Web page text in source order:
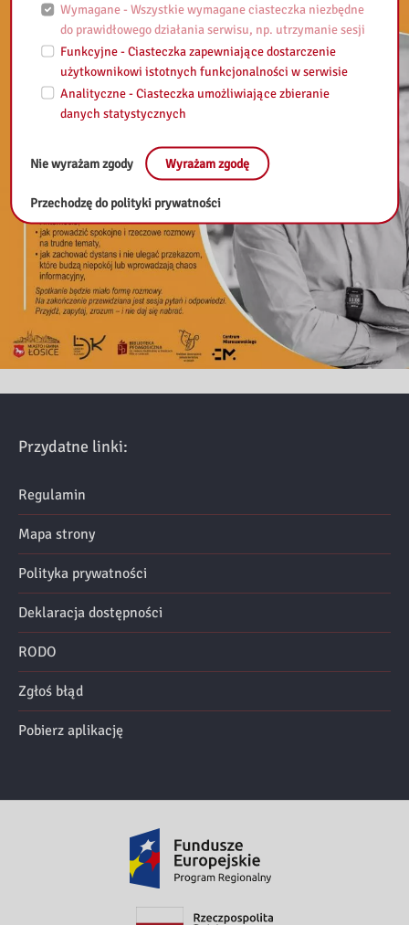
Przydatne linki:
Regulamin
Mapa strony
Polityka prywatności
Deklaracja dostępności
RODO
Zgłoś błąd
Pobierz aplikację
Wymagane - Wszystkie wymagane ciasteczka niezbędne
do prawidłowego działania serwisu, np. utrzymanie sesji
Funkcyjne - Ciasteczka zapewniające dostarczenie
użytkownikowi istotnych funkcjonalności w serwisie
Analityczne - Ciasteczka umożliwiające zbieranie
danych statystycznych
Nie wyrażam zgody Wyrażam zgodę
Przechodzę do polityki prywatności